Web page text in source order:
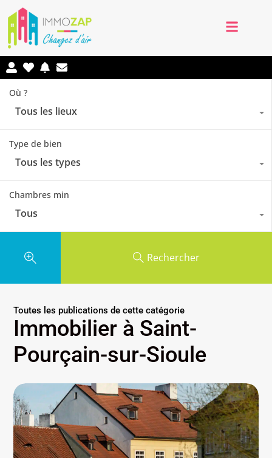
Où ?
Tous les lieux
Type de bien
Tous les types
Chambres min
Tous
Rechercher
Toutes les publications de cette catégorie
Immobilier à Saint-
Pourçain-sur-Sioule